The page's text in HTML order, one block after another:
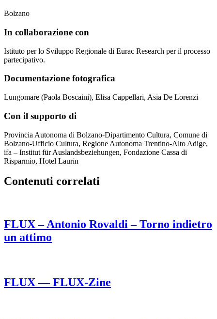
Bolzano
In collaborazione con
Istituto per lo Sviluppo Regionale di Eurac Research per il processo
partecipativo.
Documentazione fotografica
Lungomare (Paola Boscaini), Elisa Cappellari, Asia De Lorenzi
Con il supporto di
Provincia Autonoma di Bolzano-Dipartimento Cultura, Comune di
Bolzano-Ufficio Cultura, Regione Autonoma Trentino-Alto Adige,
ifa – Institut für Auslandsbeziehungen, Fondazione Cassa di
Risparmio, Hotel Laurin
Contenuti correlati
FLUX – Antonio Rovaldi – Torno indietro
un attimo
FLUX — FLUX-Zine